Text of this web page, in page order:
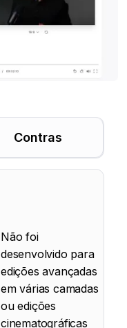
Contras
Não foi
desenvolvido para
edições avançadas
em várias camadas
ou edições
cinematográficas